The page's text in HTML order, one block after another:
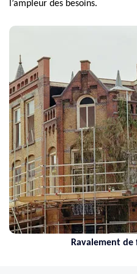
l’ampleur des besoins.
Ravalement de façade 74